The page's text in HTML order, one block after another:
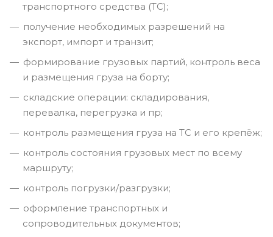
транспортного средства (ТС);
получение необходимых разрешений на
экспорт, импорт и транзит;
формирование грузовых партий, контроль веса
и размещения груза на борту;
складские операции: складирования,
перевалка, перегрузка и пр;
контроль размещения груза на ТС и его крепёж;
контроль состояния грузовых мест по всему
маршруту;
контроль погрузки/разгрузки;
оформление транспортных и
сопроводительных документов;